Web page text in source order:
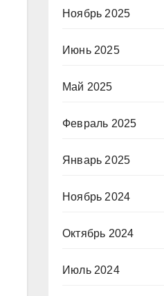
Ноябрь 2025
Июнь 2025
Май 2025
Февраль 2025
Январь 2025
Ноябрь 2024
Октябрь 2024
Июль 2024